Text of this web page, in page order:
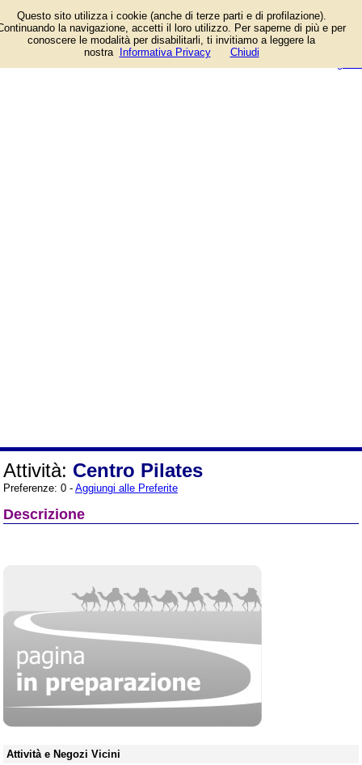
di telefono di Centro Pilates a
Segrate (Milano), Via Don Luigi
Sturzo. Categoria Palestre.
Attività: Centro Pilates
Preferenze: 0 - Aggiungi alle Preferite
Descrizione
Attività e Negozi Vicini
Questo sito utilizza i cookie (anche di terze parti e di profilazione).
la navigazione, accetti il loro utilizzo. Per saperne di più e per
conoscere le modalità per disabilitarli, ti invitiamo a leggere la
nostra
Informativa Privacy Chiudi